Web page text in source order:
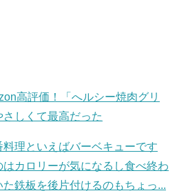
高評価！「へルシー焼肉グリ
しくて最高だった
理といえばバーベキューです
カロリーが気になるし食べ終わ
鉄板を後片付けるのもちょっ...